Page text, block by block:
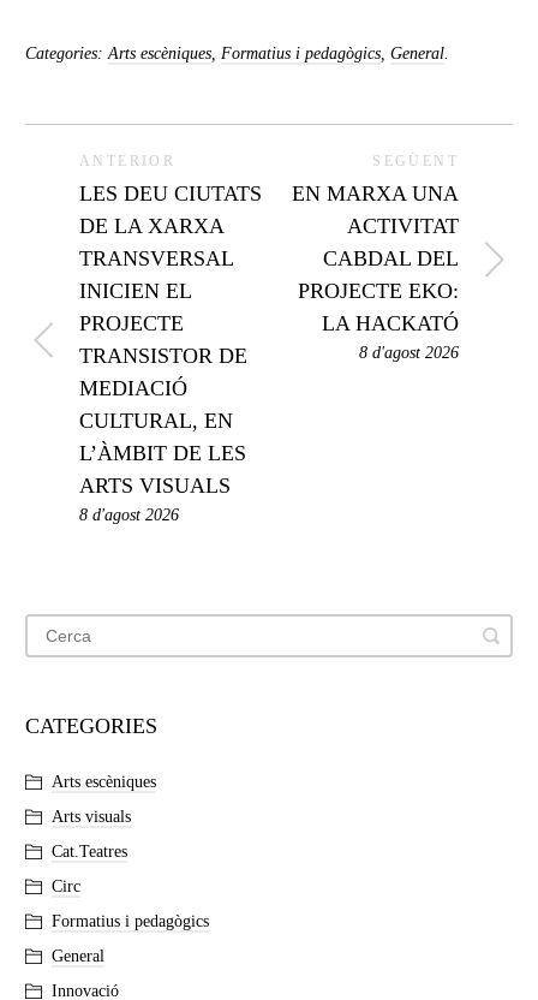
Categories:Arts escèniques, Formatius i pedagògics, General.
ANTERIOR
LES DEU CIUTATS
DE LA XARXA
TRANSVERSAL
INICIEN EL
PROJECTE
TRANSISTOR DE
MEDIACIÓ
CULTURAL, EN
L’ÀMBIT DE LES
ARTS VISUALS
8 d'agost 2026
SEGÜENT
EN MARXA UNA
ACTIVITAT
CABDAL DEL
PROJECTE EKO:
LA HACKATÓ
8 d'agost 2026
CATEGORIES
Arts escèniques
Arts visuals
Cat.Teatres
Circ
Formatius i pedagògics
General
Innovació